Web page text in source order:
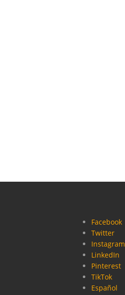
Facebook
Twitter
Instagram
LinkedIn
Pinterest
TikTok
Español